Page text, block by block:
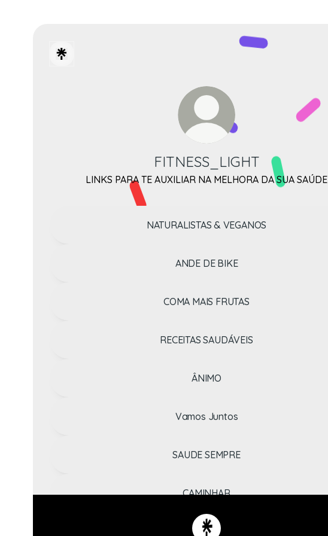
FITNESS_LIGHT
LINKS PARA TE AUXILIAR NA MELHORA DA SUA SAÚDE
NATURALISTAS & VEGANOS
ANDE DE BIKE
COMA MAIS FRUTAS
RECEITAS SAUDÁVEIS
ÂNIMO
Vamos Juntos
SAUDE SEMPRE
CAMINHAR